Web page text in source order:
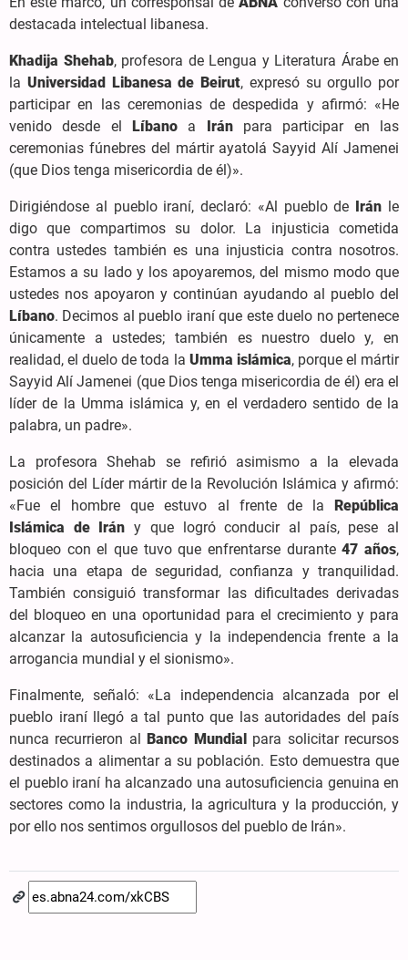
destacada intelectual libanesa.
Khadija Shehab, profesora de Lengua y Literatura Árabe en
la Universidad Libanesa de Beirut, expresó su orgullo por
participar en las ceremonias de despedida y afirmó: «He
venido desde el Líbano a Iránpara participar en las
ceremonias fúnebres del mártir ayatolá Sayyid Alí Jamenei
(que Dios tenga misericordia de él)».
Dirigiéndose al pueblo iraní, declaró: «Al pueblo de Irán le
digo que compartimos su dolor. La injusticia cometida
contra ustedes también es una injusticia contra nosotros.
Estamos a su lado y los apoyaremos, del mismo modo que
ustedes nos apoyaron y continúan ayudando al pueblo del
Líbano. Decimos al pueblo iraní que este duelo no pertenece
únicamente a ustedes; también es nuestro duelo y, en
realidad, el duelo de toda la Umma islámica, porque el mártir
Sayyid Alí Jamenei (que Dios tenga misericordia de él) era el
líder de la Umma islámica y, en el verdadero sentido de la
palabra, un padre».
La profesora Shehab se refirió asimismo a la elevada
posición del Líder mártir de la Revolución Islámica y afirmó:
«Fue el hombre que estuvo al frente de la República
Islámica de Irán y que logró conducir al país, pese al
bloqueo con el que tuvo que enfrentarse durante47 años,
hacia una etapa de seguridad, confianza y tranquilidad.
También consiguió transformar las dificultades derivadas
del bloqueo en una oportunidad para el crecimiento y para
alcanzar la autosuficiencia y la independencia frente a la
arrogancia mundial y el sionismo».
Finalmente, señaló: «La independencia alcanzada por el
pueblo iraní llegó a tal punto que las autoridades del país
nunca recurrieron alBanco Mundialpara solicitar recursos
destinados a alimentar a su población. Esto demuestra que
el pueblo iraní ha alcanzado una autosuficiencia genuina en
sectores como la industria, la agricultura y la producción, y
por ello nos sentimos orgullosos del pueblo de Irán».